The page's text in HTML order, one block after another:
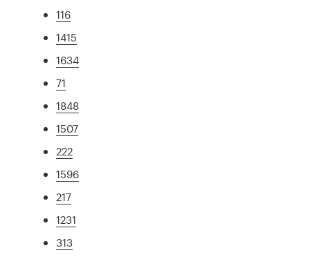
116
1415
1634
71
1848
1507
222
1596
217
1231
313